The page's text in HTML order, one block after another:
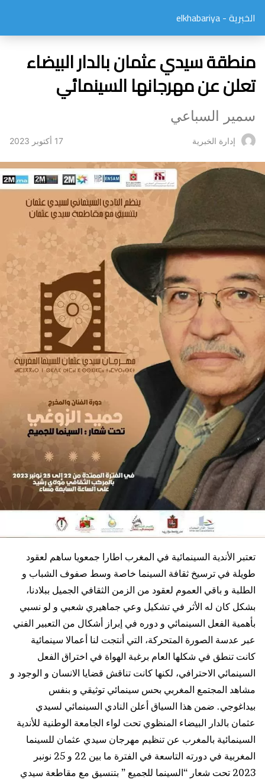
الخبرية - elkhabariya
منطقة سيدي عثمان بالدار البيضاء
تعلن عن مهرجانها السينمائي
سمير السباعي
إدارة الخبرية 17 أكتوبر 2023
تعتبر الأندية السينمائية في المغرب اطارا جمعويا ساهم لعقود
طويلة في ترسيخ ثقافة السينما خاصة وسط صفوف الشباب و
الطلبة و باقي العموم لعقود من الزمن الثقافي الجميل ببلادنا،
بشكل كان له الأثر في تشكيل وعي جماهيري شعبي و لو نسبي
بأهمية الفعل السينمائي و دوره في إبراز أشكال من التعبير الفني
عبر عدسة الصورة المتحركة، التي أنتجت لنا أعمالا سينمائية
كانت تنطق في شكلها العام برغبة الهواة في اختراق الفعل
السينمائي الاحترافي، لكنها كانت تناقش قضايا الانسان و الوجود و
مشاهد المجتمع المغربي بحس سينمائي توثيقي و بنفس
بيداغوجي. ضمن هذا السياق أعلن النادي السينمائي لسيدي
عثمان بالدار البيضاء المنظوي تحت لواء الجامعة الوطنية للأندية
السينمائية بالمغرب عن تنظيم مهرجان سيدي عثمان للسينما
المغربية في دورته التاسعة في الفترة ما بين 22 و 25 نونبر
2023 تحت شعار “السينما للجميع ” بتنسيق مع مقاطعة سيدي